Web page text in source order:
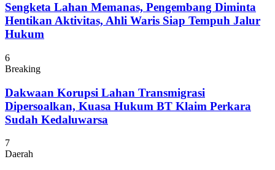
Sengketa Lahan Memanas, Pengembang Diminta
Hentikan Aktivitas, Ahli Waris Siap Tempuh Jalur
Hukum
6
Breaking
Dakwaan Korupsi Lahan Transmigrasi
Dipersoalkan, Kuasa Hukum BT Klaim Perkara
Sudah Kedaluwarsa
7
Daerah